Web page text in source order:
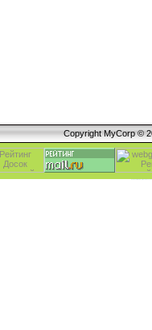
Copyright MyCorp ©